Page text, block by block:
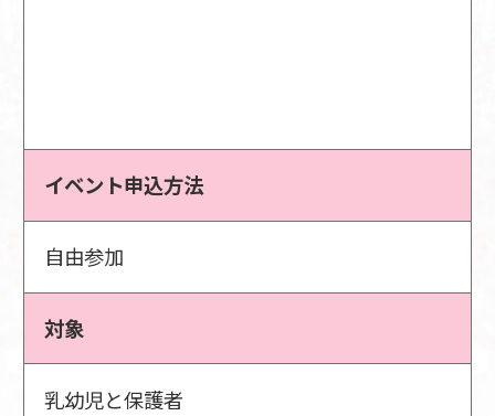
イベント申込方法
自由参加
対象
乳幼児と保護者